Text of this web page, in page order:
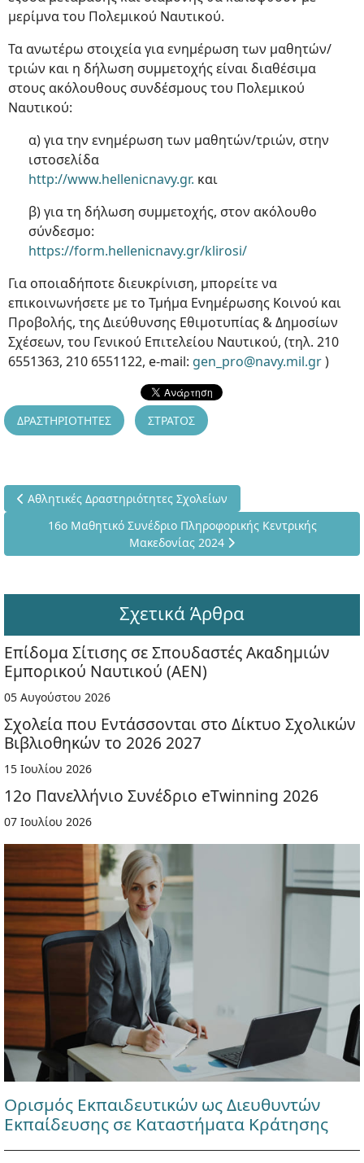
μερίμνα του Πολεμικού Ναυτικού.
Τα ανωτέρω στοιχεία για ενημέρωση των μαθητών/
τριών και η δήλωση συμμετοχής είναι διαθέσιμα
στους ακόλουθους συνδέσμους του Πολεμικού
Ναυτικού:
α) για την ενημέρωση των μαθητών/τριών, στην
ιστοσελίδα
http://www.hellenicnavy.gr. και
β) για τη δήλωση συμμετοχής, στον ακόλουθο
σύνδεσμο:
https://form.hellenicnavy.gr/klirosi/
Για οποιαδήποτε διευκρίνιση, μπορείτε να
επικοινωνήσετε με το Τμήμα Ενημέρωσης Κοινού και
Προβολής, της Διεύθυνσης Εθιμοτυπίας & Δημοσίων
Σχέσεων, του Γενικού Επιτελείου Ναυτικού, (τηλ. 210
6551363, 210 6551122, e-mail: gen_pro@navy.mil.gr)
ΔΡΑΣΤΗΡΙΟΤΗΤΕΣ ΣΤΡΑΤΟΣ
Προηγούμενο άρθρο: Αθλητικές Δραστηριότητες Σχολείων
Αθλητικές Δραστηριότητες Σχολείων
Επόμενο άρθρο: 16ο Μαθητικό Συνέδριο Πληροφορικής
16ο Μαθητικό Συνέδριο Πληροφορικής Κεντρικής
Μακεδονίας 2024
Σχετικά Άρθρα
Επίδομα Σίτισης σε Σπουδαστές Ακαδημιών
Εμπορικού Ναυτικού (ΑΕΝ)
05 Αυγούστου 2026
Σχολεία που Εντάσσονται στο Δίκτυο Σχολικών
Βιβλιοθηκών το 2026 2027
15 Ιουλίου 2026
12ο Πανελλήνιο Συνέδριο eTwinning 2026
07 Ιουλίου 2026
Ορισμός Εκπαιδευτικών ως Διευθυντών
Εκπαίδευσης σε Καταστήματα Κράτησης